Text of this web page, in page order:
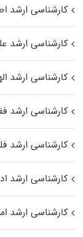
کارشناسی ارشد
کارشناسی ارشد
کارشناسی ارشد
کارشناسی ارشد
کارشناسی ارشد
کارشناسی ارشد
کارشناسی ارشد